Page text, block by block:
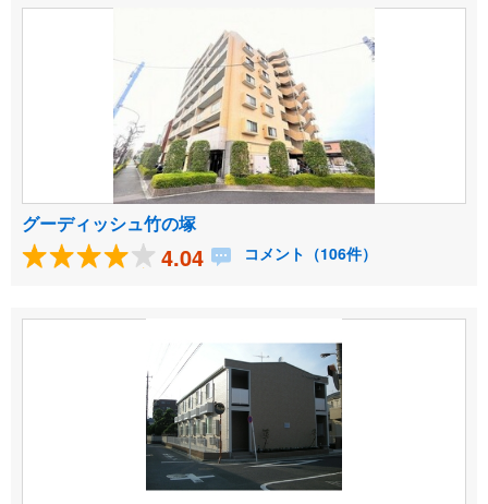
グーディッシュ竹の塚
4.04 コメント（106件）